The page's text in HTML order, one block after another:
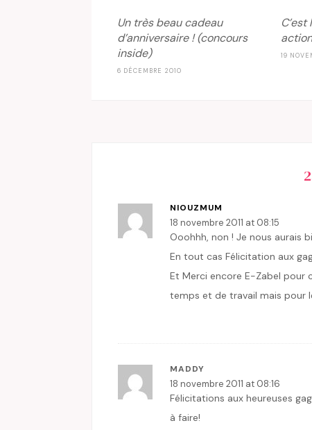
Un très beau cadeau
d’anniversaire ! (concours
inside)
6 DÉCEMBRE 2010
19
NIOUZMUM
18 novembre 2011 at 08:15
Ooohhh, non ! Je nous aurais
En tout cas Félicitation aux
Et Merci encore E-Zabel pour
temps et de travail mais pour
MADDY
18 novembre 2011 at 08:16
Félicitations aux heureuses
à faire!